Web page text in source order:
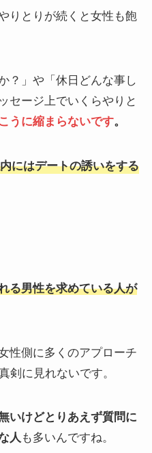
りとりが続くと女性も飽
？」や「休日どんな事し
セージ上でいくらやりと
うに縮まらないです。
にはデートの誘いをする
る男性を求めている人が
性側に多くのアプローチ
剣に見れないです。
いけどとりあえず質問に
人 も多いんですね。